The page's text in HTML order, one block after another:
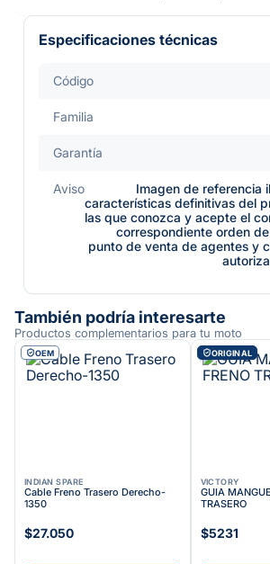
Especificaciones técnicas
Código
Familia
Garantía
Aviso
Imagen de referencia
características definitivas del
las que conozca y acepte el
correspondiente orden
punto de venta de agentes y
También podría interesarte
Productos complementarios para tu moto
OEM
INDIAN SPARE
Cable Freno Trasero Derecho-
1350
$27.050
ORIGINAL
VICTORY
GUIA
TRASERO
$5231